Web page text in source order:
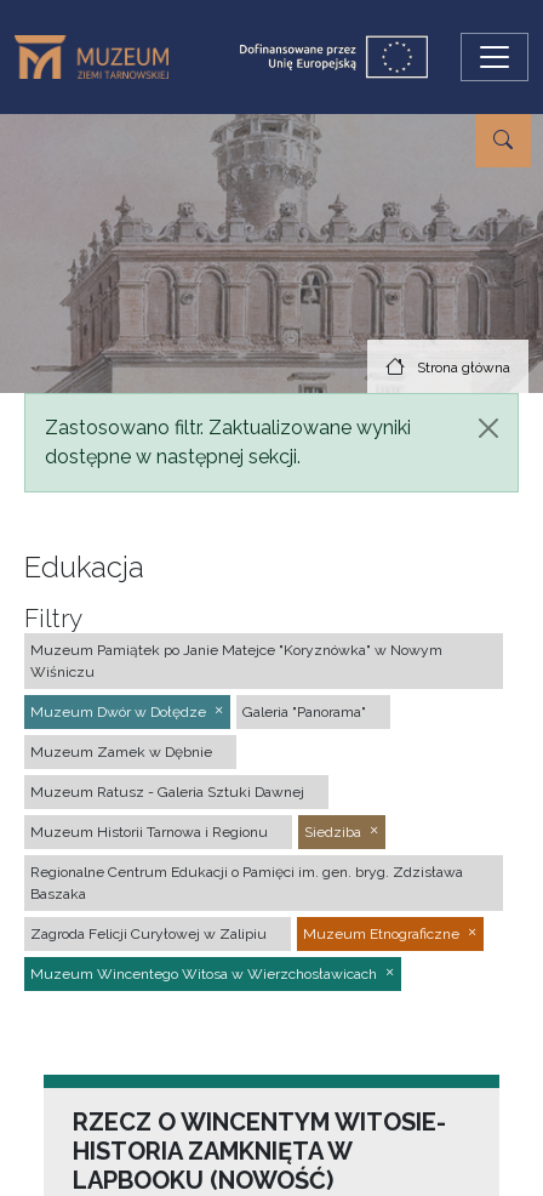
Strona główna
Komunikat
Zastosowano filtr. Zaktualizowane wyniki
dostępne w następnej sekcji.
Edukacja
Filtry
Muzeum Pamiątek po Janie Matejce "Koryznówka" w Nowym
Wiśniczu
Muzeum Dwór w Dołędze Galeria "Panorama"
Muzeum Zamek w Dębnie
Muzeum Ratusz - Galeria Sztuki Dawnej
Muzeum Historii Tarnowa i Regionu Siedziba
Regionalne Centrum Edukacji o Pamięci im. gen. bryg. Zdzisława
Baszaka
Zagroda Felicji Curyłowej w Zalipiu Muzeum Etnograficzne
Muzeum Wincentego Witosa w Wierzchosławicach
RZECZ O WINCENTYM WITOSIE-
HISTORIA ZAMKNIĘTA W
LAPBOOKU (NOWOŚĆ)